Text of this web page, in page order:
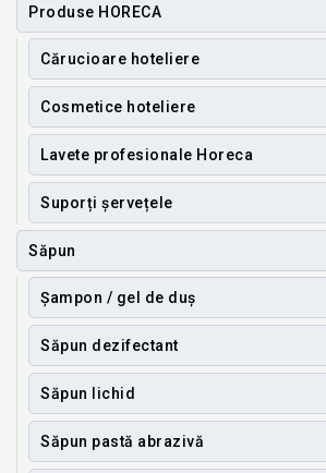
Produse HORECA
Cărucioare hoteliere
Cosmetice hoteliere
Lavete profesionale Horeca
Suporți șervețele
Săpun
Șampon / gel de duș
Săpun dezifectant
Săpun lichid
Săpun pastă abrazivă